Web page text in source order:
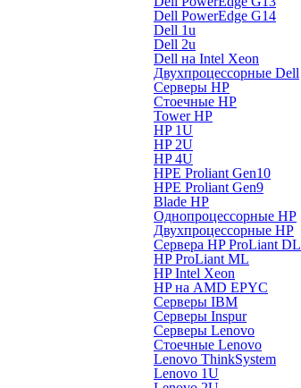
Dell PowerEdge G14
Dell 1u
Dell 2u
Dell на Intel Xeon
Двухпроцессорные Dell
Серверы HP
Стоечные HP
Tower HP
HP 1U
HP 2U
HP 4U
HPE Proliant Gen10
HPE Proliant Gen9
Blade HP
Однопроцессорные HP
Двухпроцессорные HP
Сервера HP ProLiant DL
HP ProLiant ML
HP Intel Xeon
HP на AMD EPYC
Серверы IBM
Серверы Inspur
Серверы Lenovo
Стоечные Lenovo
Lenovo ThinkSystem
Lenovo 1U